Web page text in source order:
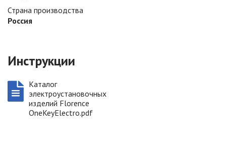
Страна производства
Россия
Инструкции
Каталог
электроустановочных
изделий Florence
OneKeyElectro.pdf